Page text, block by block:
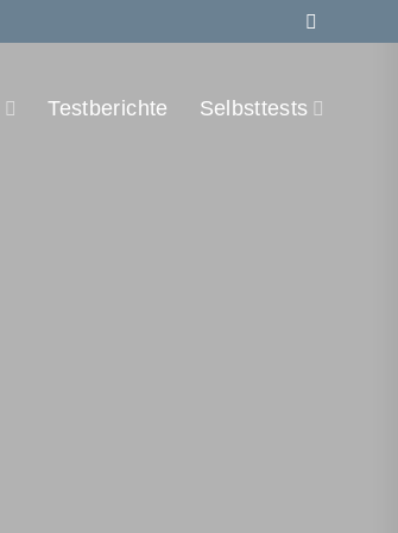
Testberichte Selbsttests